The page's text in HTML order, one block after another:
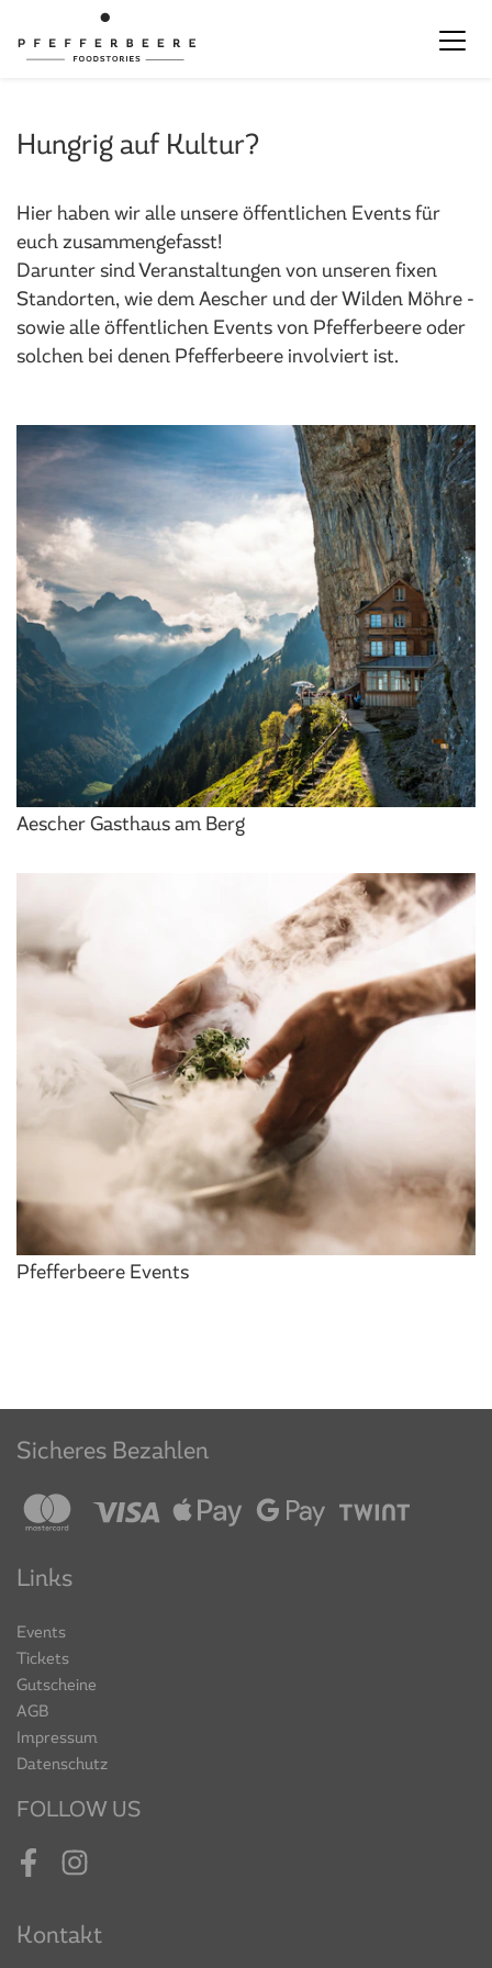
Hungrig auf Kultur?
Hier haben wir alle unsere öffentlichen Events für
euch zusammengefasst!
Darunter sind Veranstaltungen von unseren fixen
Standorten, wie dem Aescher und der Wilden Möhre -
sowie alle öffentlichen Events von Pfefferbeere oder
solchen bei denen Pfefferbeere involviert ist.
Aescher Gasthaus am Berg
Pfefferbeere Events
Sicheres Bezahlen
Links
Events
Tickets
Gutscheine
AGB
Impressum
Datenschutz
FOLLOW US
FacebookInstagram
Kontakt